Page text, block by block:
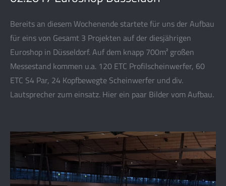
Bereits an diesem Wochenende startete für uns der Aufbau
für eins von Gesamt 3 Projekten auf der diesjährigen
Euroshop in Düsseldorf. Auf dem knapp 700m² großen
Messestand kommen u.a. 120 ETC Profilscheinwerfer, 60
ETC S4 Par, 24 Kopfbewegte Scheinwerfer und div.
Lautsprecher zum einsatz. Hier ein paar Bilder vom Aufbau.